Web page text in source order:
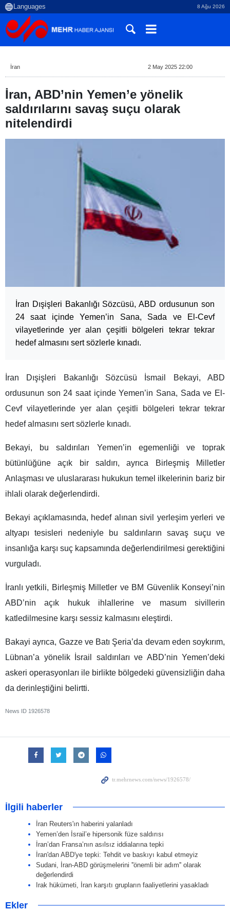
8 Ağu 2026
İran 2 May 2025 22:00
İran, ABD’nin Yemen’e yönelik
saldırılarını savaş suçu olarak
nitelendirdi
İran Dışişleri Bakanlığı Sözcüsü, ABD ordusunun son
24 saat içinde Yemen’in Sana, Sada ve El-Cevf
vilayetlerinde yer alan çeşitli bölgeleri tekrar tekrar
hedef almasını sert sözlerle kınadı.
İran Dışişleri Bakanlığı Sözcüsü İsmail Bekayi, ABD
ordusunun son 24 saat içinde Yemen’in Sana, Sada ve El-
Cevf vilayetlerinde yer alan çeşitli bölgeleri tekrar tekrar
hedef almasını sert sözlerle kınadı.
Bekayi, bu saldırıları Yemen’in egemenliği ve toprak
bütünlüğüne açık bir saldırı, ayrıca Birleşmiş Milletler
Anlaşması ve uluslararası hukukun temel ilkelerinin bariz bir
ihlali olarak değerlendirdi.
Bekayi açıklamasında, hedef alınan sivil yerleşim yerleri ve
altyapı tesisleri nedeniyle bu saldırıların savaş suçu ve
insanlığa karşı suç kapsamında değerlendirilmesi gerektiğini
vurguladı.
İranlı yetkili, Birleşmiş Milletler ve BM Güvenlik Konseyi’nin
ABD’nin açık hukuk ihlallerine ve masum sivillerin
katledilmesine karşı sessiz kalmasını eleştirdi.
Bakayi ayrıca, Gazze ve Batı Şeria’da devam eden soykırım,
Lübnan’a yönelik İsrail saldırıları ve ABD’nin Yemen’deki
askeri operasyonları ile birlikte bölgedeki güvensizliğin daha
da derinleştiğini belirtti.
News ID 1926578
İlgili haberler
İran Reuters'ın haberini yalanladı
Yemen’den İsrail’e hipersonik füze saldırısı
İran’dan Fransa’nın asılsız iddialarına tepki
İran'dan ABD'ye tepki: Tehdit ve baskıyı kabul etmeyiz
Sudani, İran-ABD görüşmelerini ''önemli bir adım'' olarak
değerlendirdi
Irak hükümeti, İran karşıtı grupların faaliyetlerini yasakladı
Ekler